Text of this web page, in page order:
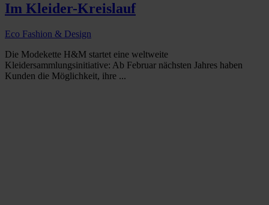
Im Kleider-Kreislauf
Eco Fashion & Design
Die Modekette H&M startet eine weltweite
Kleidersammlungsinitiative: Ab Februar nächsten Jahres haben
Kunden die Möglichkeit, ihre ...